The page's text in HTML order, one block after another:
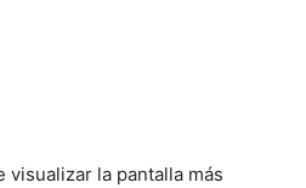
visualizar la pantalla más